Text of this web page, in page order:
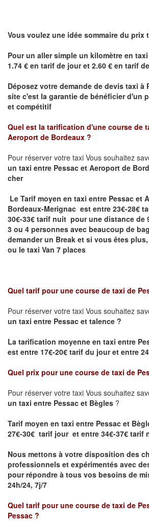
Vous voulez une idée sommaire du prix
Pour un aller simple un kilomètre en
1.74 € en tarif de jour et 2.60 € en tarif
Déposez votre demande de devis taxi à
site c'est la garantie de bénéficier d'un
et compétitif
Quel est la tarification d'une course de
Aeroport de Bordeaux ?
Pour réserver votre taxi Vous souhaitez
un taxi entre Pessac et Aeroport de
cher
Le Tarif moyen en taxi entre Pessac et
Bordeaux-Merignac est entre 23€-28€
30€-33€ tarif nuit pour une distance de
3 ou 4 personnes avec beaucoup de
demander un Break et si vous êtes
ou le taxi Van 7 places
Quel tarif pour une course de taxi de
Pour réserver votre taxi Vous souhaitez
un taxi entre Pessac et talence ?
La tarification moyenne en taxi entre
est entre 17€-20€ tarif du jour et entre
Quel prix pour une course de taxi de
Pour réserver votre taxi Vous souhaitez
un taxi entre Pessac et Bègles ?
Tarif moyen en taxi entre Pessac et
27€-30€ tarif jour et entre 34€-37€ tarif
Nous mettons à votre disposition des
professionnels et expérimentés avec
pour répondre à tous vos besoins de
24h/24, 7j/7
Quel tarif pour une course de taxi de
Pessac ?